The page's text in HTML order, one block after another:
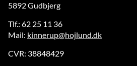
5892 Gudbjerg
Tlf.: 62 25 11 36
Mail: kinnerup@hojlund.dk
CVR: 38848429